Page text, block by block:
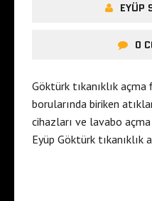
EYÜP
0
Göktürk tıkanıklık
borularında biriken
cihazları ve lavabo
Eyüp Göktürk tıkanıklık